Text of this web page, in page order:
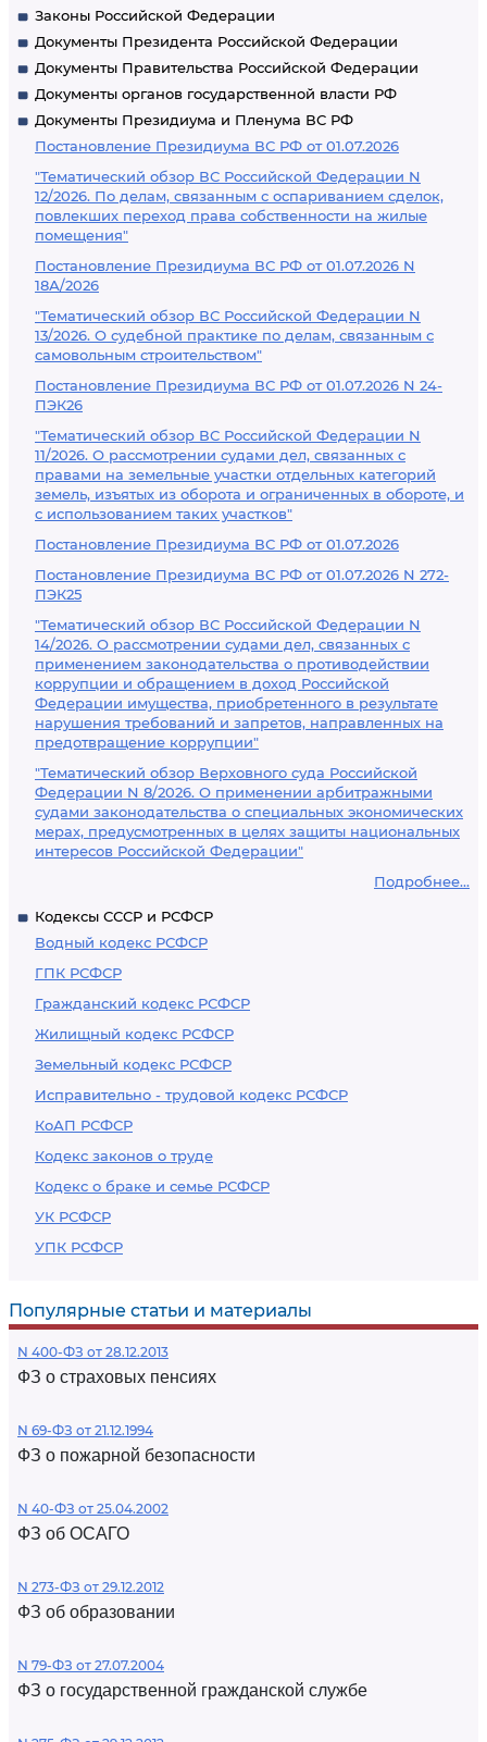
Законы Российской Федерации
Документы Президента Российской Федерации
Документы Правительства Российской Федерации
Документы органов государственной власти РФ
Документы Президиума и Пленума ВС РФ
Постановление Президиума ВС РФ от 01.07.2026
"Тематический обзор ВС Российской Федерации N
12/2026. По делам, связанным с оспариванием сделок,
повлекших переход права собственности на жилые
помещения"
Постановление Президиума ВС РФ от 01.07.2026 N
18А/2026
"Тематический обзор ВС Российской Федерации N
13/2026. О судебной практике по делам, связанным с
самовольным строительством"
Постановление Президиума ВС РФ от 01.07.2026 N 24-
ПЭК26
"Тематический обзор ВС Российской Федерации N
11/2026. О рассмотрении судами дел, связанных с
правами на земельные участки отдельных категорий
земель, изъятых из оборота и ограниченных в обороте, и
с использованием таких участков"
Постановление Президиума ВС РФ от 01.07.2026
Постановление Президиума ВС РФ от 01.07.2026 N 272-
ПЭК25
"Тематический обзор ВС Российской Федерации N
14/2026. О рассмотрении судами дел, связанных с
применением законодательства о противодействии
коррупции и обращением в доход Российской
Федерации имущества, приобретенного в результате
нарушения требований и запретов, направленных на
предотвращение коррупции"
"Тематический обзор Верховного суда Российской
Федерации N 8/2026. О применении арбитражными
судами законодательства о специальных экономических
мерах, предусмотренных в целях защиты национальных
интересов Российской Федерации"
Подробнее...
Кодексы СССР и РСФСР
Водный кодекс РСФСР
ГПК РСФСР
Гражданский кодекс РСФСР
Жилищный кодекс РСФСР
Земельный кодекс РСФСР
Исправительно - трудовой кодекс РСФСР
КоАП РСФСР
Кодекс законов о труде
Кодекс о браке и семье РСФСР
УК РСФСР
УПК РСФСР
Популярные статьи и материалы
N 400-ФЗ от 28.12.2013
ФЗ о страховых пенсиях
N 69-ФЗ от 21.12.1994
ФЗ о пожарной безопасности
N 40-ФЗ от 25.04.2002
ФЗ об ОСАГО
N 273-ФЗ от 29.12.2012
ФЗ об образовании
N 79-ФЗ от 27.07.2004
ФЗ о государственной гражданской службе